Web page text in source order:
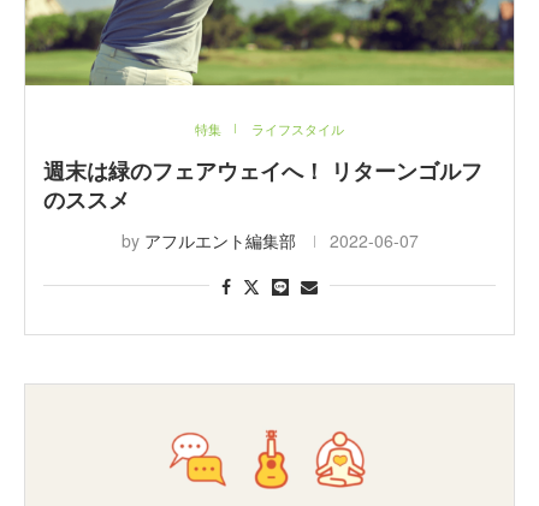
特集 ライフスタイル
週末は緑のフェアウェイへ！ リターンゴルフ
のススメ
by アフルエント編集部 2022-06-07